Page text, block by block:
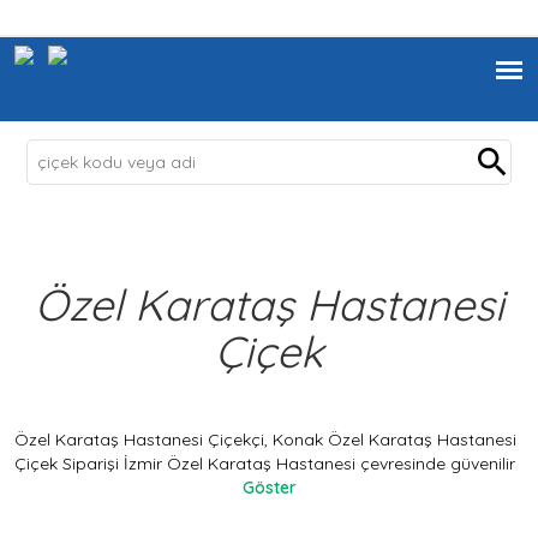
Özel Karataş Hastanesi
Çiçek
Özel Karataş Hastanesi Çiçekçi, Konak Özel Karataş Hastanesi
Çiçek Siparişi İzmir Özel Karataş Hastanesi çevresinde güvenilir
bir çiçekçi mi arıyorsunuz? İzmir Konak Özel Karataş Hastanesi
Göster